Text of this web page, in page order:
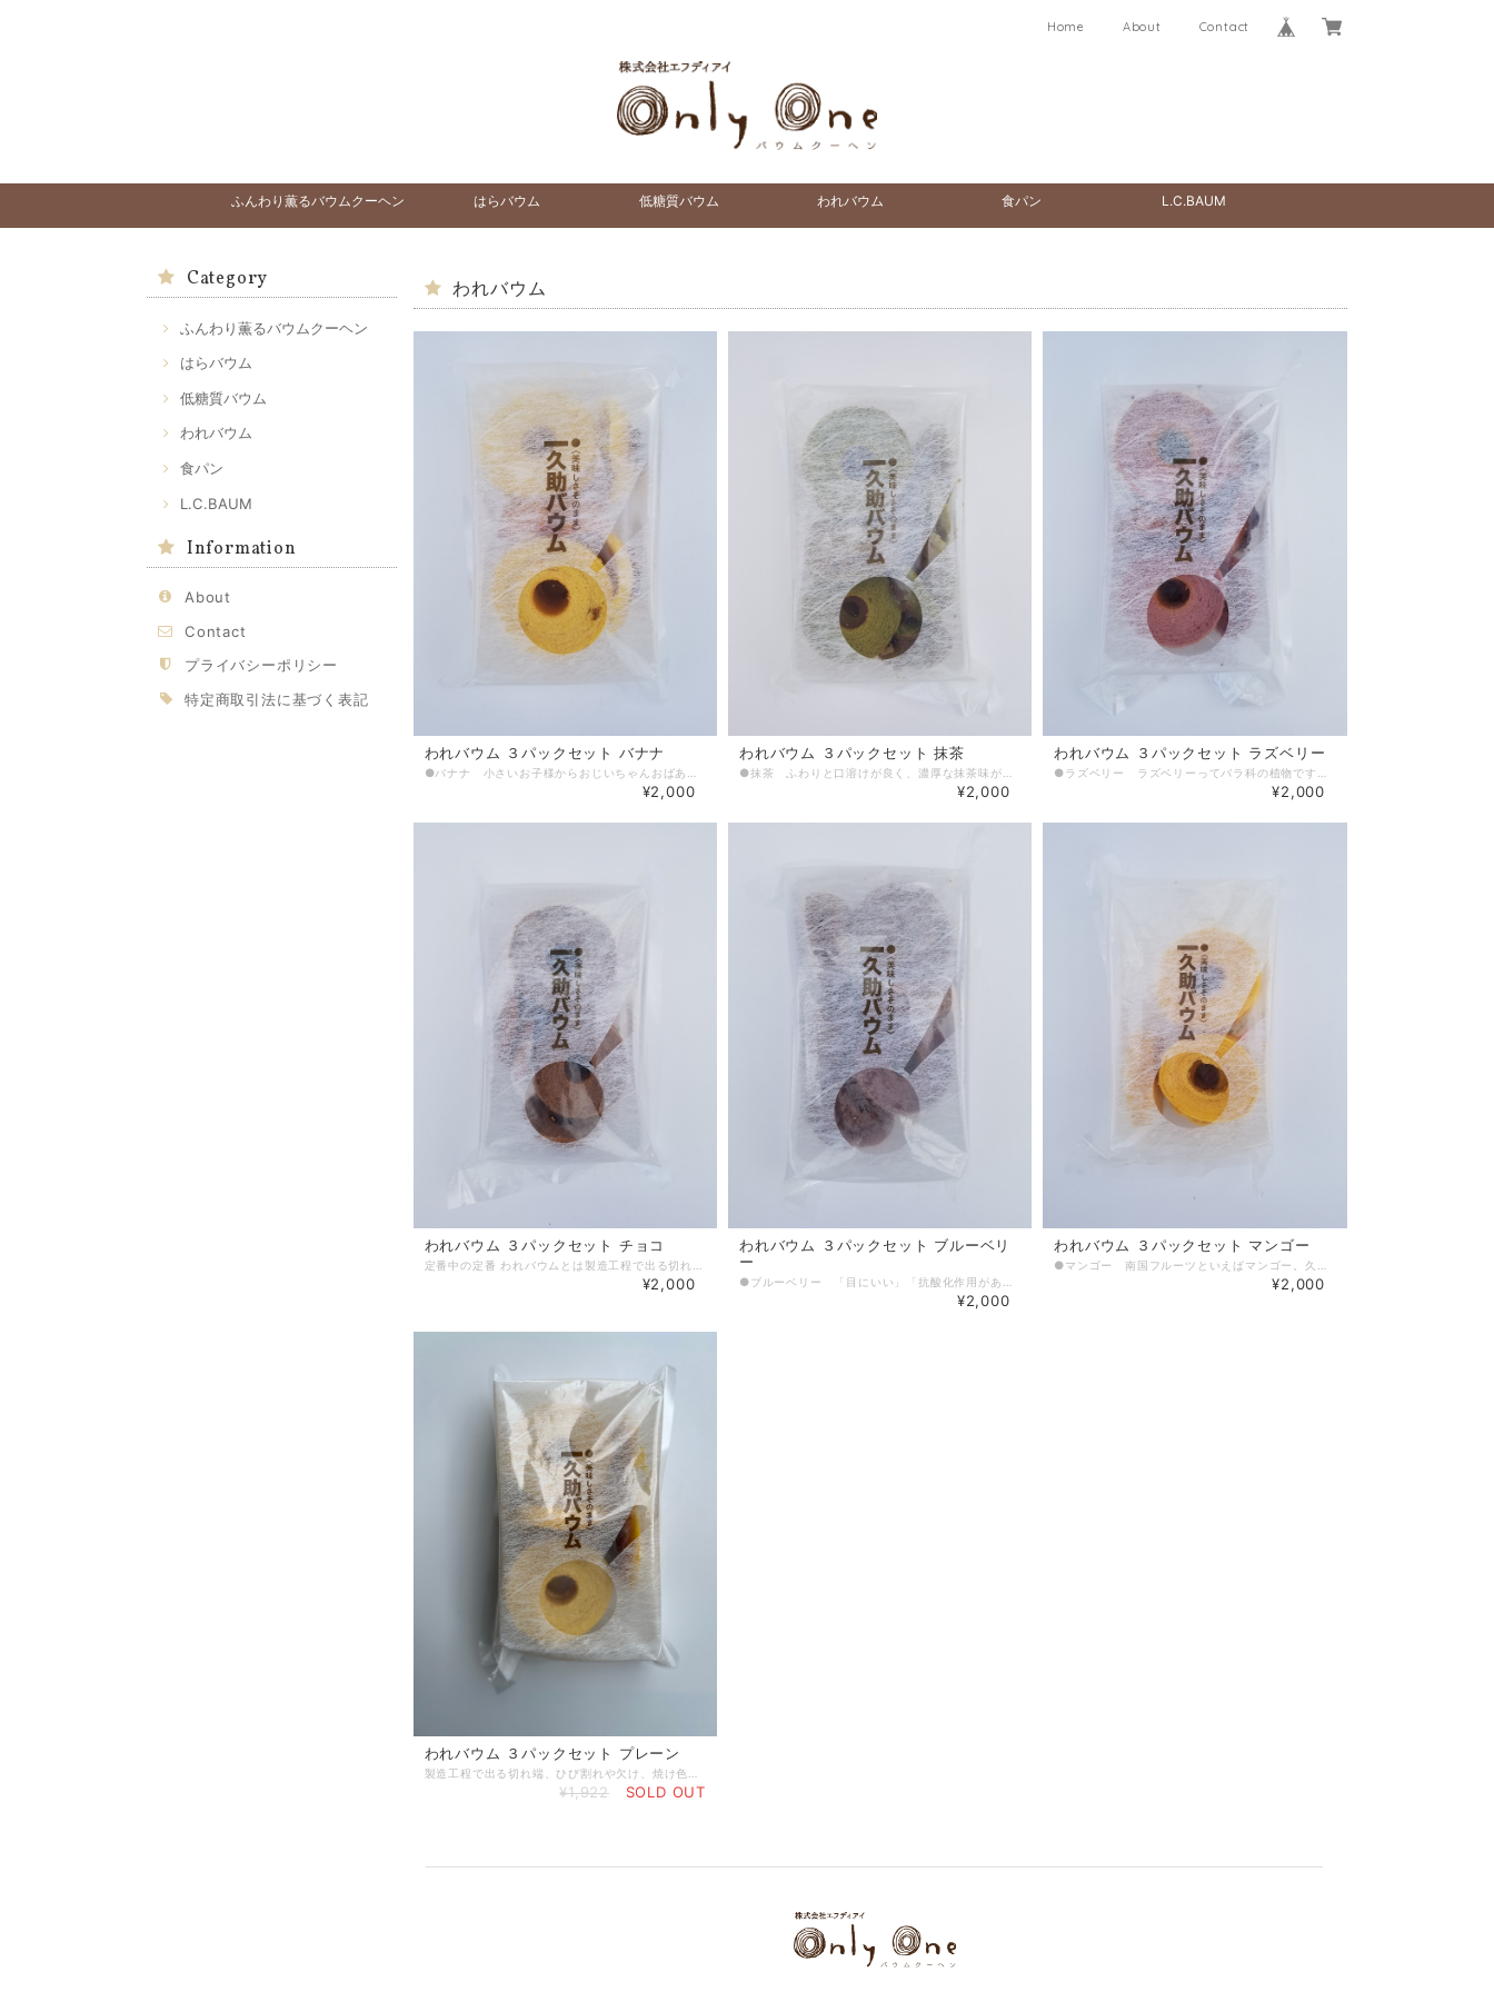
Home About Contact
ふんわり薫るバウムクーヘン はらバウム 低糖質バウム われバウム 食パン L.C.BAUM
Category
ふんわり薫るバウムクーヘン
はらバウム
低糖質バウム
われバウム
食パン
L.C.BAUM
Information
About
Contact
プライバシーポリシー
特定商取引法に基づく表記
われバウム
われバウム ３パックセット バナナ
¥2,000
われバウム ３パックセット 抹茶
¥2,000
われバウム ３パックセット ラズベリー
¥2,000
われバウム ３パックセット チョコ
¥2,000
われバウム ３パックセット ブルーベリ
ー
¥2,000
われバウム ３パックセット マンゴー
¥2,000
われバウム ３パックセット プレーン
¥1,922 SOLD OUT